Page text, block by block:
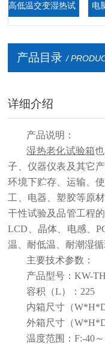
低温交变湿热试 电脑
产品目录 /
详细介绍
产品说明 ：
湿热老化试验箱
子、仪器仪表及其它
环境下贮存、运输、
工、电器、塑胶等原
干性试验及品管工程
LCD、晶体、电感、
温、耐低温、耐潮湿循
主要技术参数：
产品型号 ：KW-
容积（L）
： 225
内箱尺寸（
外箱尺寸（
温度范围 ：F:-40